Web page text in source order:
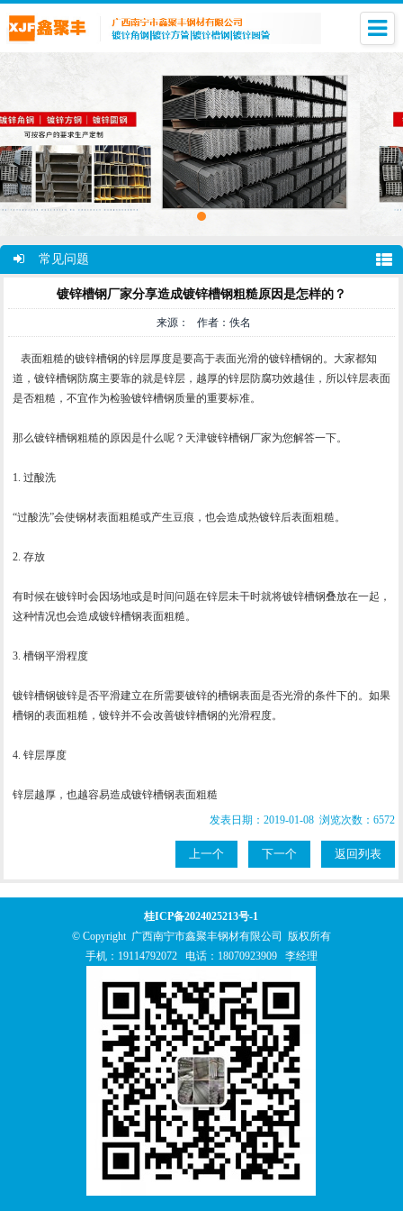
常见问题
镀锌槽钢厂家分享造成镀锌槽钢粗糙原因是怎样的？
来源： 作者：佚名
表面粗糙的镀锌槽钢的锌层厚度是要高于表面光滑的镀锌槽钢的。大家都知
道，镀锌槽钢防腐主要靠的就是锌层，越厚的锌层防腐功效越佳，所以锌层表面
是否粗糙，不宜作为检验镀锌槽钢质量的重要标准。
那么镀锌槽钢粗糙的原因是什么呢？天津镀锌槽钢厂家为您解答一下。
1. 过酸洗
“过酸洗”会使钢材表面粗糙或产生豆痕，也会造成热镀锌后表面粗糙。
2. 存放
有时候在镀锌时会因场地或是时间问题在锌层未干时就将镀锌槽钢叠放在一起，
这种情况也会造成镀锌槽钢表面粗糙。
3. 槽钢平滑程度
镀锌槽钢镀锌是否平滑建立在所需要镀锌的槽钢表面是否光滑的条件下的。如果
槽钢的表面粗糙，镀锌并不会改善镀锌槽钢的光滑程度。
4. 锌层厚度
锌层越厚，也越容易造成镀锌槽钢表面粗糙
发表日期：2019-01-08 浏览次数：6572
上一个 下一个 返回列表
桂ICP备2024025213号-1
© Copyright 广西南宁市鑫聚丰钢材有限公司 版权所有
手机： 19114792072电话： 18070923909李经理